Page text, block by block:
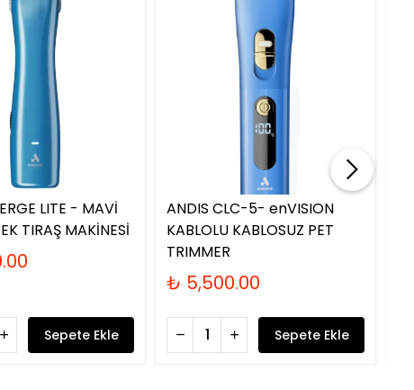
LITE - MAVİ
TIRAŞ MAKİNESİ
Sepete Ekle
ANDIS CLC-5- enVISION
KABLOLU KABLOSUZ PET
TRIMMER
₺ 5,500.00
Sepete Ekle